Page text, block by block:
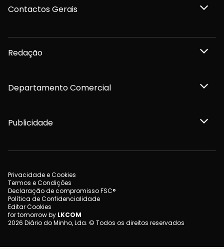
Contactos Gerais
Redação
Departamento Comercial
Publicidade
Privacidade e Cookies
Termos e Condições
Declaração de compromisso FSC®
Política de Confidencialidade
Editar Cookies
for tomorrow by LKCOM
2026 Diário do Minho, Lda. © Todos os direitos reservados